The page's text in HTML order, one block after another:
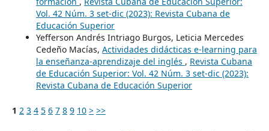
Vol. 42 Núm. 3 set-dic (2023): Revista Cubana de
Educación Superior
Yefferson Andrés Intriago Burgos, Leticia Mercedes
Cedeño Macías, Actividades didácticas e-learning para
la enseñanza-aprendizaje del inglés , Revista Cubana
de Educación Superior: Vol. 42 Núm. 3 set-dic (2023):
Revista Cubana de Educación Superior
1 2 3 4 5 6 7 8 9 10 > >>